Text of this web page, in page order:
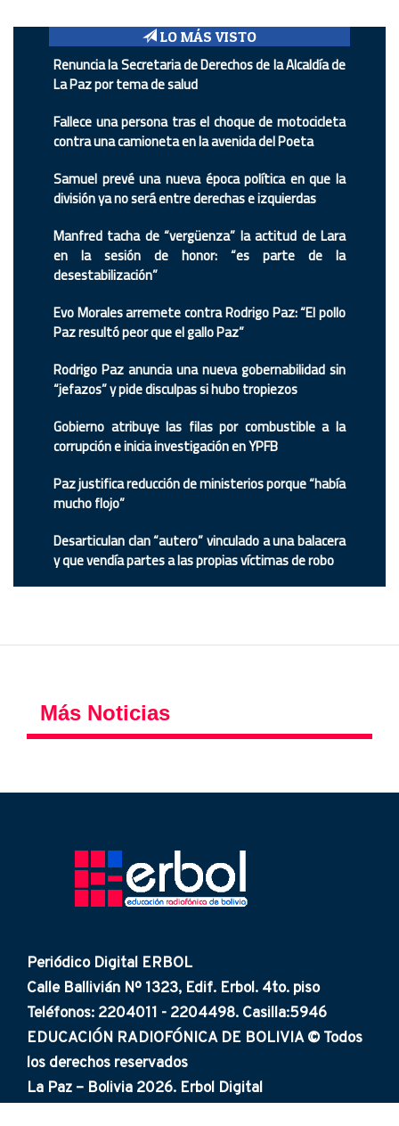
LO MÁS VISTO
Renuncia la Secretaria de Derechos de la Alcaldía de
La Paz por tema de salud
Fallece una persona tras el choque de motocicleta
contra una camioneta en la avenida del Poeta
Samuel prevé una nueva época política en que la
división ya no será entre derechas e izquierdas
Manfred tacha de “vergüenza” la actitud de Lara
en la sesión de honor: “es parte de la
desestabilización”
Evo Morales arremete contra Rodrigo Paz: “El pollo
Paz resultó peor que el gallo Paz”
Rodrigo Paz anuncia una nueva gobernabilidad sin
“jefazos” y pide disculpas si hubo tropiezos
Gobierno atribuye las filas por combustible a la
corrupción e inicia investigación en YPFB
Paz justifica reducción de ministerios porque “había
mucho flojo”
Desarticulan clan “autero” vinculado a una balacera
y que vendía partes a las propias víctimas de robo
Más Noticias
Periódico Digital ERBOL
Calle Ballivián Nº 1323, Edif. Erbol. 4to. piso
Teléfonos: 2204011 - 2204498. Casilla:5946
EDUCACIÓN RADIOFÓNICA DE BOLIVIA © Todos
los derechos reservados
La Paz – Bolivia 2026. Erbol Digital